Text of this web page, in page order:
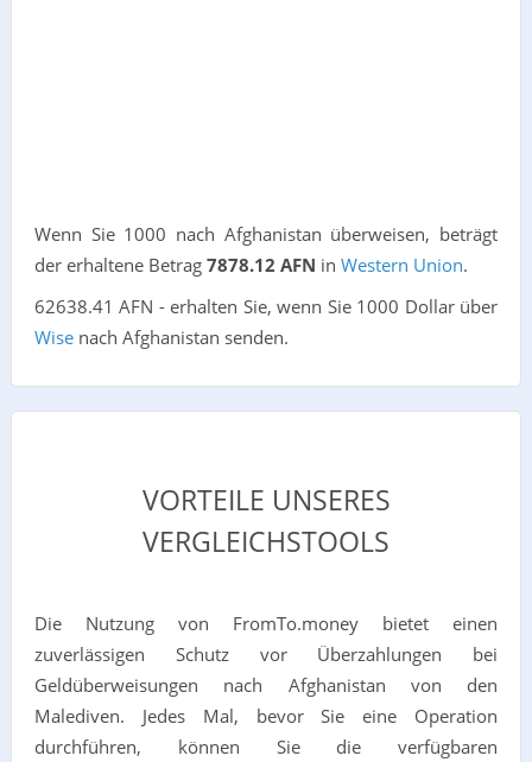
Wenn Sie 1000 nach Afghanistan überweisen, beträgt
der erhaltene Betrag 7878.12 AFN in Western Union.
62638.41 AFN - erhalten Sie, wenn Sie 1000 Dollar über
Wisenach Afghanistan senden.
VORTEILE UNSERES
VERGLEICHSTOOLS
Die Nutzung von FromTo.money bietet einen
zuverlässigen Schutz vor Überzahlungen bei
Geldüberweisungen nach Afghanistan von den
Malediven. Jedes Mal, bevor Sie eine Operation
durchführen, können Sie die verfügbaren